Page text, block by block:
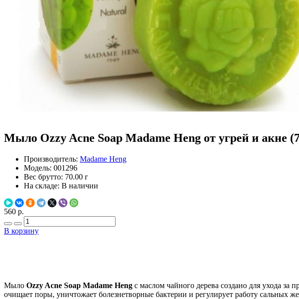
Мыло Ozzy Acne Soap Madame Heng от угрей и акне
Производитель: Madame Heng
Модель: 001296
Вес брутто: 70.00 г
На складе: В наличии
560 р.
В корзину
Мыло Ozzy Acne Soap Madame Heng с маслом чайного дерева создано для ухода
очищает поры, уничтожает болезнетворные бактерии и регулирует работу сальных